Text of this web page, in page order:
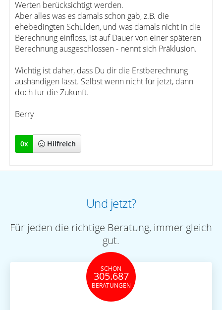
Werten berücksichtigt werden.
Aber alles was es damals schon gab, z.B. die
ehebedingten Schulden, und was damals nicht in die
Berechnung einfloss, ist auf Dauer von einer späteren
Berechnung ausgeschlossen - nennt sich Präklusion.
Wichtig ist daher, dass Du dir die Erstberechnung
aushändigen lässt. Selbst wenn nicht für jetzt, dann
doch für die Zukunft.
Berry
0x Hilfreich
Und jetzt?
Für jeden die richtige Beratung, immer gleich
gut.
SCHON
305.687
BERATUNGEN